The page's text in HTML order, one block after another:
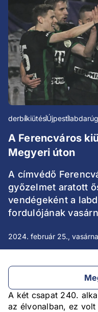
derbikiütésÚjpest
A Ferencváros
Megyeri úton
A címvédő
győzelmet aratott
vendégeként a
fordulójának
2024. február 25.,
A két csapat 240.
az élvonalban, ez volt